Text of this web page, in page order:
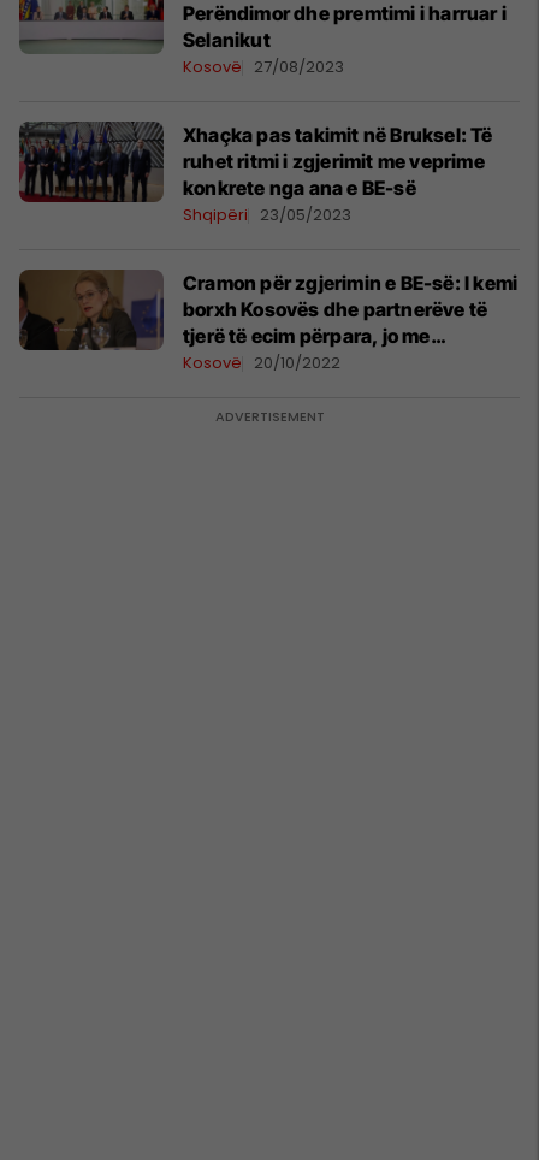
Perëndimor dhe premtimi i harruar i
Selanikut
Kosovë 27/08/2023
Xhaçka pas takimit në Bruksel: Të
ruhet ritmi i zgjerimit me veprime
konkrete nga ana e BE-së
Shqipëri 23/05/2023
Cramon për zgjerimin e BE-së: I kemi
borxh Kosovës dhe partnerëve të
tjerë të ecim përpara, jo me
premtime boshe
Kosovë 20/10/2022